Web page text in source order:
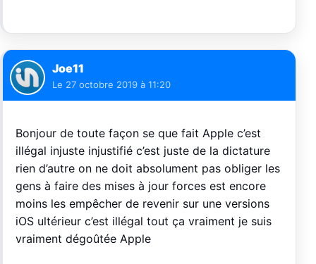
Joe11
Le 27 octobre 2019 à 11:20
Bonjour de toute façon se que fait Apple c’est
illégal injuste injustifié c’est juste de la dictature
rien d’autre on ne doit absolument pas obliger les
gens à faire des mises à jour forces est encore
moins les empêcher de revenir sur une versions
iOS ultérieur c’est illégal tout ça vraiment je suis
vraiment dégoûtée Apple